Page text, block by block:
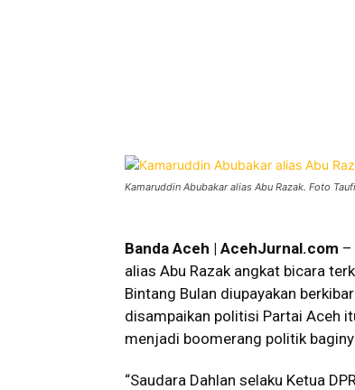
Kamaruddin Abubakar alias Abu Razak. Foto
Banda Aceh | AcehJurnal.com –
alias Abu Razak angkat bicara
Bintang Bulan diupayakan
disampaikan politisi Partai Aceh
menjadi boomerang politik
“Saudara Dahlan selaku Ketua